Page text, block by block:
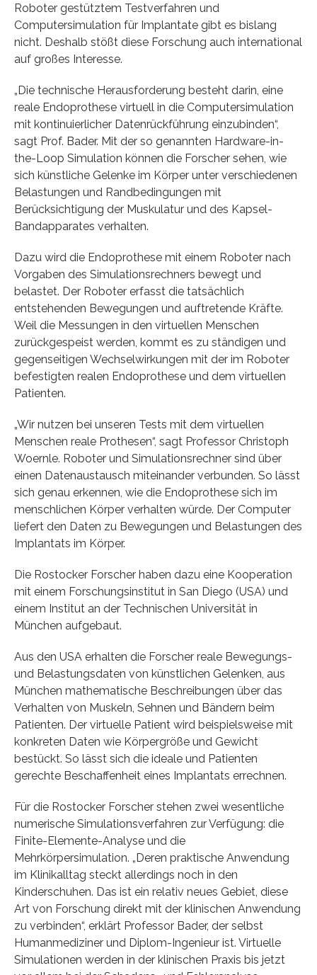
Roboter gestütztem Testverfahren und
Computersimulation für Implantate gibt es bislang
nicht. Deshalb stößt diese Forschung auch international
auf großes Interesse.
„Die technische Herausforderung besteht darin, eine
reale Endoprothese virtuell in die Computersimulation
mit kontinuierlicher Datenrückführung einzubinden“,
sagt Prof. Bader. Mit der so genannten Hardware-in-
the-Loop Simulation können die Forscher sehen, wie
sich künstliche Gelenke im Körper unter verschiedenen
Belastungen und Randbedingungen mit
Berücksichtigung der Muskulatur und des Kapsel-
Bandapparates verhalten.
Dazu wird die Endoprothese mit einem Roboter nach
Vorgaben des Simulationsrechners bewegt und
belastet. Der Roboter erfasst die tatsächlich
entstehenden Bewegungen und auftretende Kräfte.
Weil die Messungen in den virtuellen Menschen
zurückgespeist werden, kommt es zu ständigen und
gegenseitigen Wechselwirkungen mit der im Roboter
befestigten realen Endoprothese und dem virtuellen
Patienten.
„Wir nutzen bei unseren Tests mit dem virtuellen
Menschen reale Prothesen“, sagt Professor Christoph
Woernle. Roboter und Simulationsrechner sind über
einen Datenaustausch miteinander verbunden. So lässt
sich genau erkennen, wie die Endoprothese sich im
menschlichen Körper verhalten würde. Der Computer
liefert den Daten zu Bewegungen und Belastungen des
Implantats im Körper.
Die Rostocker Forscher haben dazu eine Kooperation
mit einem Forschungsinstitut in San Diego (USA) und
einem Institut an der Technischen Universität in
München aufgebaut.
Aus den USA erhalten die Forscher reale Bewegungs-
und Belastungsdaten von künstlichen Gelenken, aus
München mathematische Beschreibungen über das
Verhalten von Muskeln, Sehnen und Bändern beim
Patienten. Der virtuelle Patient wird beispielsweise mit
konkreten Daten wie Körpergröße und Gewicht
bestückt. So lässt sich die ideale und Patienten
gerechte Beschaffenheit eines Implantats errechnen.
Für die Rostocker Forscher stehen zwei wesentliche
numerische Simulationsverfahren zur Verfügung: die
Finite-Elemente-Analyse und die
Mehrkörpersimulation. „Deren praktische Anwendung
im Klinikalltag steckt allerdings noch in den
Kinderschuhen. Das ist ein relativ neues Gebiet, diese
Art von Forschung direkt mit der klinischen Anwendung
zu verbinden“, erklärt Professor Bader, der selbst
Humanmediziner und Diplom-Ingenieur ist. Virtuelle
Simulationen werden in der klinischen Praxis bis jetzt